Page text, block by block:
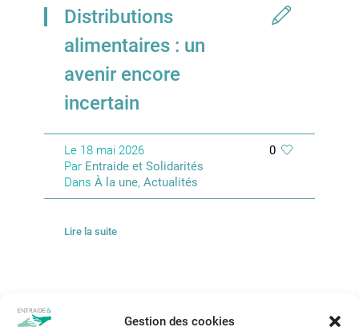
Gestion des cookies
Distributions
alimentaires : un
avenir encore
incertain
0
Le 18 mai 2026
Par Entraide et Solidarités
Dans À la une, Actualités
Lire la suite